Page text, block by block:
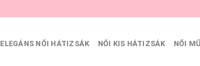
ELEGÁNS NŐI HÁTIZSÁK NŐI KIS HÁTIZSÁK NŐI